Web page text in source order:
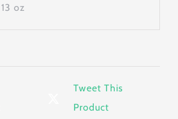
13 oz
Tweet This
Product